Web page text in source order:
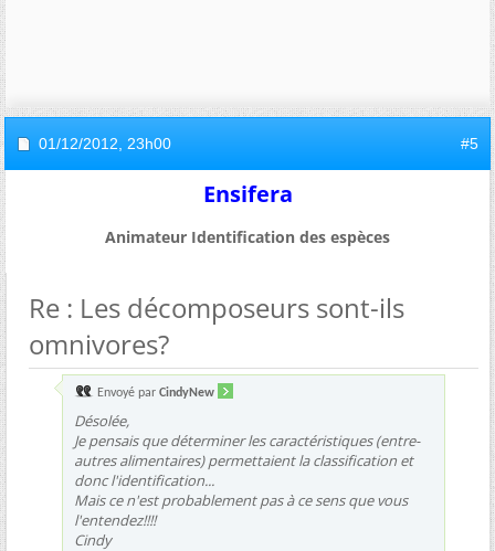
01/12/2012, 23h00 #5
Ensifera
Animateur Identification des espèces
Re : Les décomposeurs sont-ils
omnivores?
Envoyé par CindyNew
Désolée,
Je pensais que déterminer les caractéristiques (entre-
autres alimentaires) permettaient la classification et
donc l'identification...
Mais ce n'est probablement pas à ce sens que vous
l'entendez!!!!
Cindy